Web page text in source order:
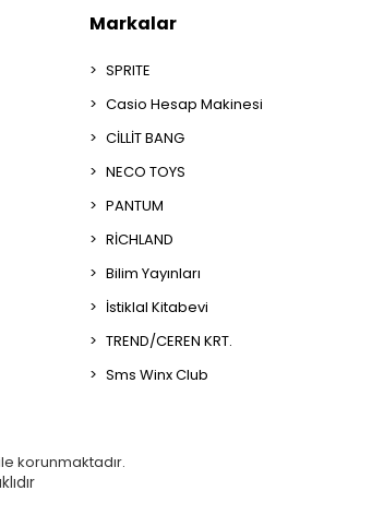
Markalar
SPRITE
Casio Hesap Makinesi
CİLLİT BANG
NECO TOYS
PANTUM
RİCHLAND
Bilim Yayınları
İstiklal Kitabevi
TREND/CEREN KRT.
Sms Winx Club
korunmaktadır.